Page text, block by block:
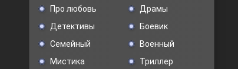
Про любовь
Драмы
Детективы
Боевик
Семейный
Военный
Мистика
Триллер